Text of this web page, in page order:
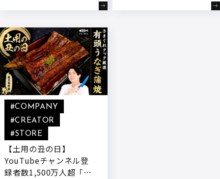
『とろ～りヤンニョムチ
ーズ』付きコラボ商品が
登場
【土用の丑の日】
YouTubeチャンネル登
録者数1,500万人超「き
#COMPANY
#CREATOR
#STORE